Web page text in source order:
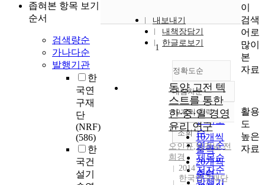
좁혀본 항목 보기
순서
검색량순
가나다순
발행기관
한
국연
구재
단
(NRF)
(586)
한
국건
설기
내보내기
내책장담기
한글로보기
정확도순
정확도
순
인기도
순
연도순
제목순
저자순
발행기
내림차순
내림차순
10개씩 출력
10개씩
출력
20개씩
출력
조회
1
동양 고전 텍
스트를 통한
한·중·일 경영
윤리 연구
오인규,박경남,전
희경
2014
한국연구재단
이
검색
어로
많이
본
자료
활용
도
높은
자료